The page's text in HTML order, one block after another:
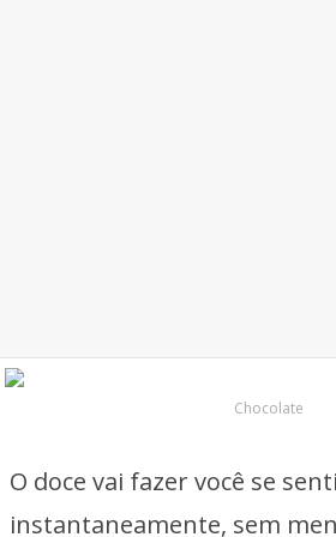
Chocolate
O doce vai fazer você se
instantaneamente, sem